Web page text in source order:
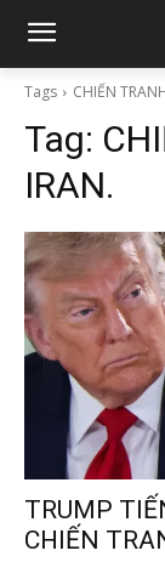
Tags CHIẾN
Tag:
IRAN.
TRUMP
CHIẾN